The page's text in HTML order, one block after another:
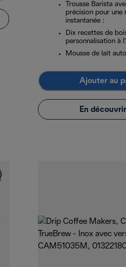
Trousse Barista
précision pour une
instantanée :
Dix recettes de
personnalisation à
Mousse de lait
Ajouter au
En